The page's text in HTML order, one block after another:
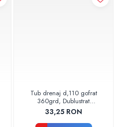
Tub drenaj d,110 gofrat
360grd, Dublustrat
verde/negru 110152 Drainkit
33,25 RON